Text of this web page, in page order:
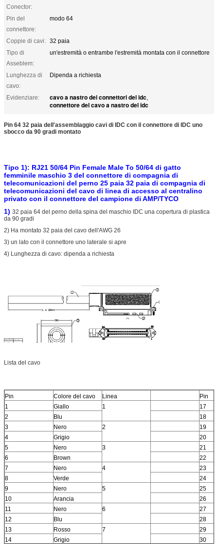
Conector:
Pin del
connettore:
modo 64
Coppie di cavi: 32 paia
Tipo di
Asseblem:
un'estremità o entrambe l'estremità montata con il connettore
Lunghezza di
cavo:
Dipenda a richiesta
Evidenziare: cavo a nastro dei connettori del idc,
connettore del cavo a nastro del idc
Pin 64 32 paia dell'assemblaggio cavi di IDC con il connettore di IDC uno
sbocco da 90 gradi montato
Tipo 1): RJ21 50/64 Pin Female Male To 50/64 di gatto
femminile maschio 3 del connettore di compagnia di
telecomunicazioni del perno 25 paia 32 paia di compagnia di
telecomunicazioni del cavo di linea di accesso al centralino
privato con il connettore del campione di AMP/TYCO
1) 32 paia 64 del perno della spina del maschio IDC una copertura di plastica
da 90 gradi
2) Ha montato 32 paia del cavo dell'AWG 26
3) un lato con il connettore uno laterale si apre
4) Lunghezza di cavo: dipenda a richiesta
Lista del cavo
Pin Colore del cavo Linea
Pin
1
Giallo 1
17
2
Blu
18
3
Nero 2
19
4
Grigio
20
5
Nero 3
21
6
Brown
22
7
Nero 4
23
8
Verde
24
9
Nero 5
25
10
Arancia
26
11
Nero 6
27
12
Blu
28
13
Rosso 7
29
14
Grigio
30